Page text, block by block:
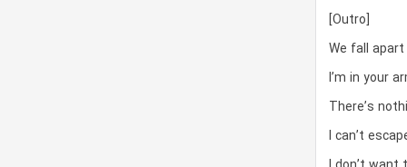
[Outro]
We fall
I’m in your
There’s
I can’t